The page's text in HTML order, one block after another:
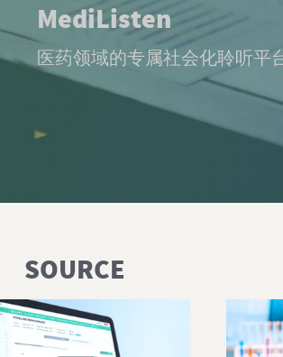
MediListen
医药领域的专属社会化聆听平
SOURCE